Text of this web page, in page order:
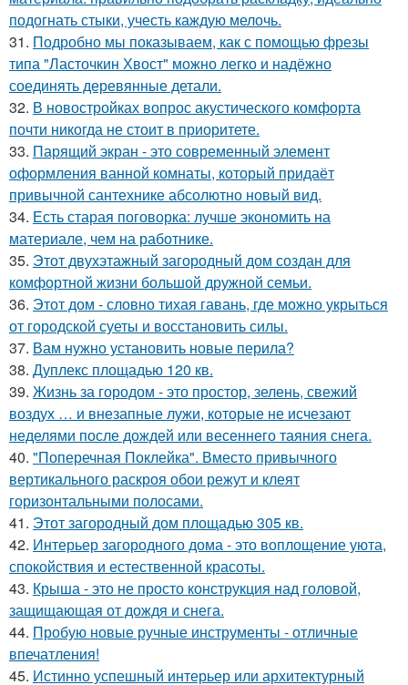
подогнать стыки, учесть каждую мелочь.
31. Подробно мы показываем, как с помощью фрезы
типа "Ласточкин Хвост" можно легко и надёжно
соединять деревянные детали.
32. В новостройках вопрос акустического комфорта
почти никогда не стоит в приоритете.
33. Парящий экран - это современный элемент
оформления ванной комнаты, который придаёт
привычной сантехнике абсолютно новый вид.
34. Есть старая поговорка: лучше экономить на
материале, чем на работнике.
35. Этот двухэтажный загородный дом создан для
комфортной жизни большой дружной семьи.
36. Этот дом - словно тихая гавань, где можно укрыться
от городской суеты и восстановить силы.
37. Вам нужно установить новые перила?
38. Дуплекс площадью 120 кв.
39. Жизнь за городом - это простор, зелень, свежий
воздух … и внезапные лужи, которые не исчезают
неделями после дождей или весеннего таяния снега.
40. "Поперечная Поклейка". Вместо привычного
вертикального раскроя обои режут и клеят
горизонтальными полосами.
41. Этот загородный дом площадью 305 кв.
42. Интерьер загородного дома - это воплощение уюта,
спокойствия и естественной красоты.
43. Крыша - это не просто конструкция над головой,
защищающая от дождя и снега.
44. Пробую новые ручные инструменты - отличные
впечатления!
45. Истинно успешный интерьер или архитектурный